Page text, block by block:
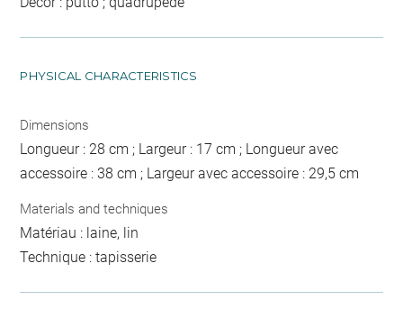
PHYSICAL CHARACTERISTICS
Dimensions
Longueur : 28 cm ; Largeur : 17 cm ; Longueur avec
accessoire : 38 cm ; Largeur avec accessoire : 29,5 cm
Materials and techniques
Matériau : laine, lin
Technique : tapisserie